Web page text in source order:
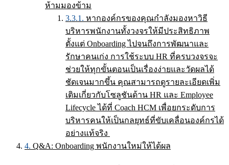
ห้ามมองข้าม
หากองค์กรของคุณกำลังมองหาวิธี
บริหารพนักงานทั้งวงจรให้มีประสิทธิภาพ
ตั้งแต่ Onboarding ไปจนถึงการพัฒนาและ
รักษาคนเก่ง การใช้ระบบ HR ที่ครบวงจรจะ
ช่วยให้ทุกขั้นตอนเป็นเรื่องง่ายและวัดผลได้
ชัดเจนมากขึ้น คุณสามารถดูรายละเอียดเพิ่ม
เติมเกี่ยวกับโซลูชันด้าน HR และ Employee
Lifecycle ได้ที่ Coach HCM เพื่อยกระดับการ
บริหารคนให้เป็นกลยุทธ์ที่ขับเคลื่อนองค์กรได้
อย่างแท้จริง
Q&A: Onboarding พนักงานใหม่ให้ได้ผล